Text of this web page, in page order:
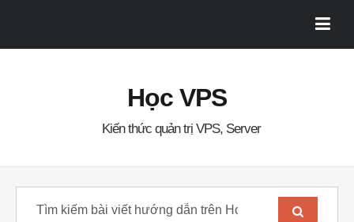
Học VPS
Kiến thức quản trị VPS, Server